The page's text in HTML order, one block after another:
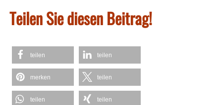
Teilen Sie diesen Beitrag!
teilen teilen
merken teilen
teilen teilen